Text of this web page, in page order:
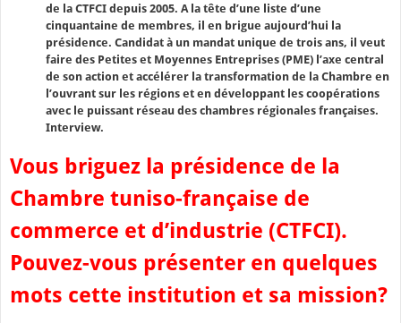
de la CTFCI depuis 2005. A la tête d’une liste d’une
cinquantaine de membres, il en brigue aujourd’hui la
présidence. Candidat à un mandat unique de trois ans, il veut
faire des Petites et Moyennes Entreprises (PME) l’axe central
de son action et accélérer la transformation de la Chambre en
l’ouvrant sur les régions et en développant les coopérations
avec le puissant réseau des chambres régionales françaises.
Interview.
Vous briguez la présidence de la
Chambre tuniso-française de
commerce et d’industrie (CTFCI).
Pouvez-vous présenter en quelques
mots cette institution et sa mission?